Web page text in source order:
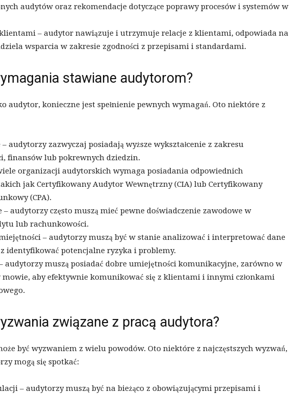
audytów oraz rekomendacje dotyczące poprawy procesów i systemów w
klientami – audytor nawiązuje i utrzymuje relacje z klientami, odpowiada na
wsparcia w zakresie zgodności z przepisami i standardami.
stawiane audytorom?
audytor, konieczne jest spełnienie pewnych wymagań. Oto niektóre z
– audytorzy zazwyczaj posiadają wyższe wykształcenie z zakresu
finansów lub pokrewnych dziedzin.
organizacji audytorskich wymaga posiadania odpowiednich
jak Certyfikowany Audytor Wewnętrzny (CIA) lub Certyfikowany
(CPA).
– audytorzy często muszą mieć pewne doświadczenie zawodowe w
lub rachunkowości.
– audytorzy muszą być w stanie analizować i interpretować dane
identyfikować potencjalne ryzyka i problemy.
audytorzy muszą posiadać dobre umiejętności komunikacyjne, zarówno w
mowie, aby efektywnie komunikować się z klientami i innymi członkami
związane z pracą audytora?
być wyzwaniem z wielu powodów. Oto niektóre z najczęstszych wyzwań,
mogą się spotkać:
– audytorzy muszą być na bieżąco z obowiązującymi przepisami i